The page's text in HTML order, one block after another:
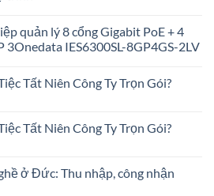
quản lý 8 cổng Gigabit PoE + 4
3Onedata IES6300SL-8GP4GS-2LV
Tất Niên Công Ty Trọn Gói?
Tất Niên Công Ty Trọn Gói?
ở Đức: Thu nhập, công nhận